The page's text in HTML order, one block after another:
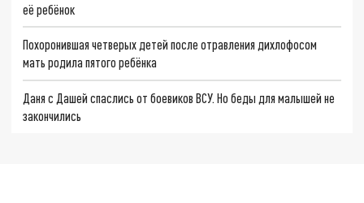
её ребёнок
Похоронившая четверых детей после отравления дихлофосом
мать родила пятого ребёнка
Даня с Дашей спаслись от боевиков ВСУ. Но беды для малышей не
закончились